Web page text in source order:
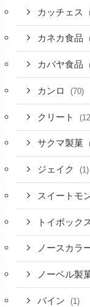
カッチェス
カネカ食品
カバヤ食品
カンロ (70)
クリート
サクマ製菓
ジェイク (1)
スイートモ
トイボック
ノースカラ
ノーベル製
パイン (1)